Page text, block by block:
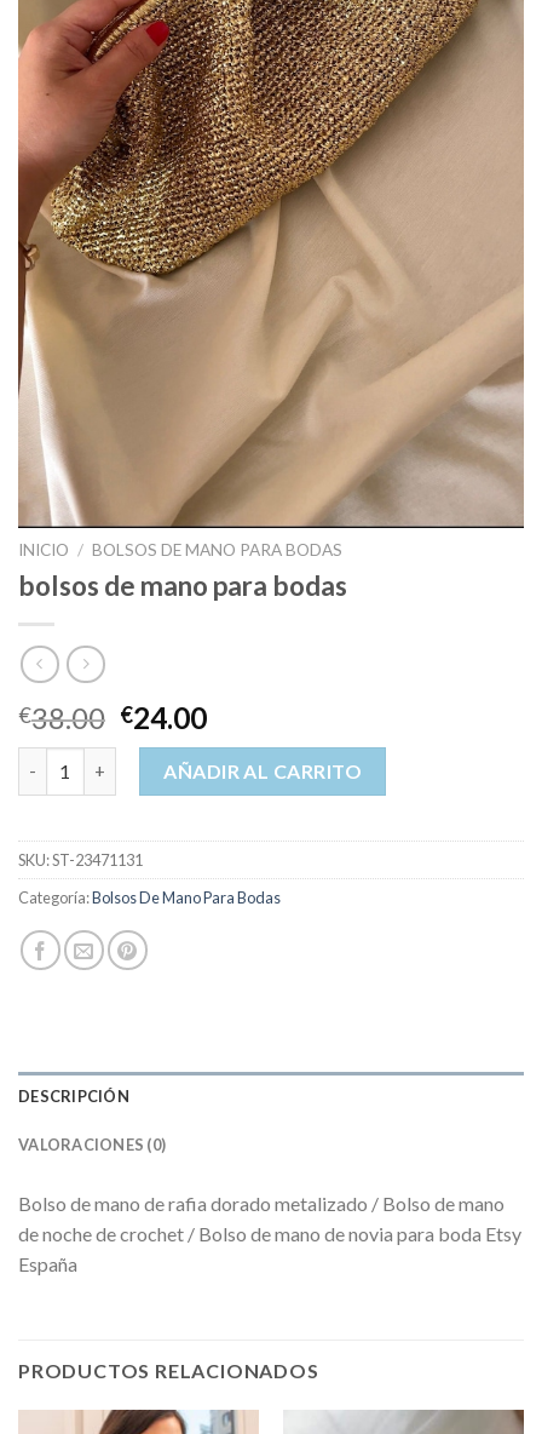
INICIO / BOLSOS DE MANO PARA BODAS
bolsos de mano para bodas
€38.00 €24.00
bolsos de mano para bodas cantidad
AÑADIR AL CARRITO
SKU:ST-23471131
Categoría:Bolsos De Mano Para Bodas
DESCRIPCIÓN
VALORACIONES (0)
Bolso de mano de rafia dorado metalizado / Bolso de mano
de noche de crochet / Bolso de mano de novia para boda Etsy
España
PRODUCTOS RELACIONADOS